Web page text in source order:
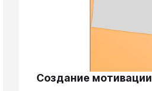
Создание мотивации